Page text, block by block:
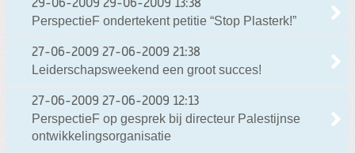
29-06-2009 29-06-2009 13:38
PerspectieF ondertekent petitie “Stop Plasterk!”
27-06-2009 27-06-2009 21:38
Leiderschapsweekend een groot succes!
27-06-2009 27-06-2009 12:13
PerspectieF op gesprek bij directeur Palestijnse
ontwikkelingsorganisatie